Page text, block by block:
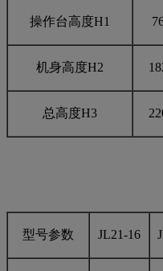
操作台高度H1
机身高度H2
总高度H3
型号参数 JL21-16